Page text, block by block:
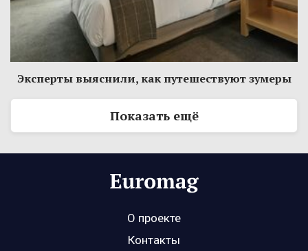
Эксперты выяснили, как путешествуют зумеры
Показать ещё
О проекте
Контакты